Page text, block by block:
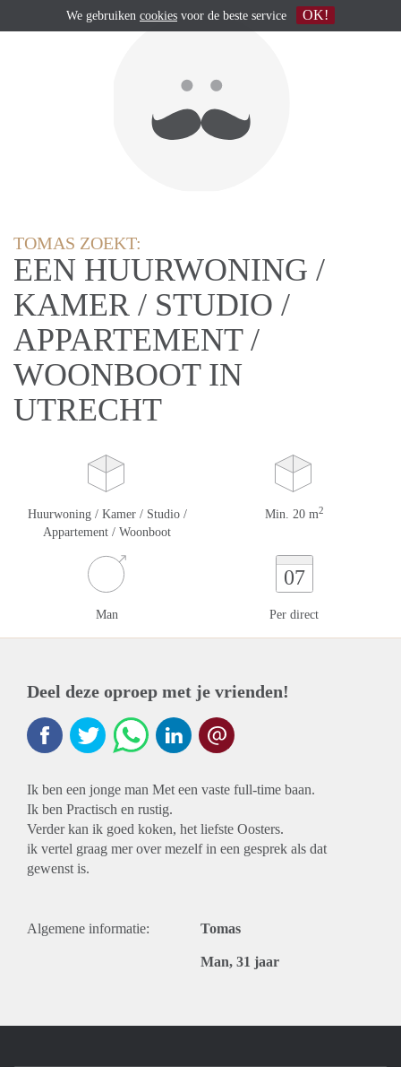
TOMAS ZOEKT:
EEN HUURWONING /
KAMER / STUDIO /
APPARTEMENT /
WOONBOOT IN
UTRECHT
Huurwoning / Kamer / Studio /
Appartement / Woonboot
Min. 20 m2
Man
07
Per direct
Deel deze oproep met je vrienden!
Ik ben een jonge man Met een vaste full-time baan.
Ik ben Practisch en rustig.
Verder kan ik goed koken, het liefste Oosters.
ik vertel graag mer over mezelf in een gesprek als dat
gewenst is.
Algemene informatie: Tomas
Man, 31 jaar
We gebruiken cookies voor de beste service OK!